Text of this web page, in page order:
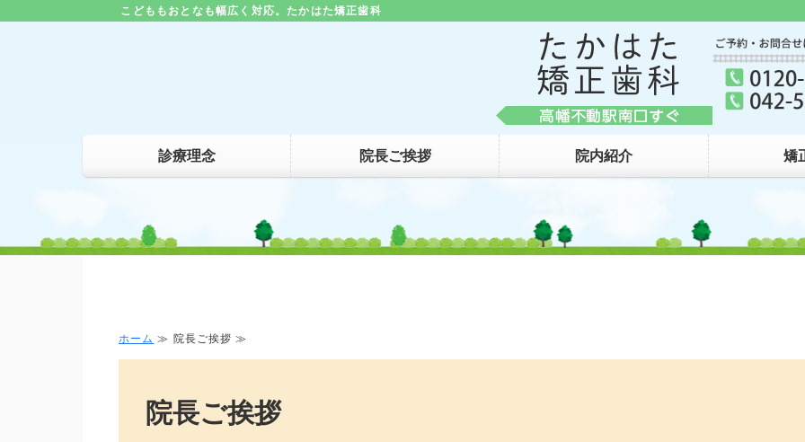
たか
こどももおとなも幅広く対応。たかはた矯正歯科
診療理念 院長ご挨拶 院内紹介 矯
ホーム ≫ 院長ご挨拶 ≫
院長ご挨拶